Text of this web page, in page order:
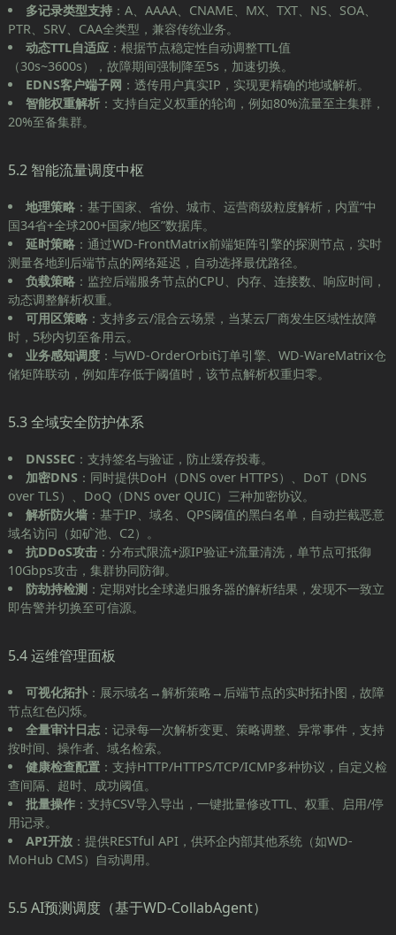
多记录类型支持 ：A、AAAA、CNAME、MX、TXT、NS、SOA、
PTR、SRV、CAA全类型，兼容传统业务。
动态TTL自适应 ：根据节点稳定性自动调整TTL值
（30s~3600s），故障期间强制降至5s，加速切换。
EDNS客户端子网 ：透传用户真实IP，实现更精确的地域解析。
智能权重解析 ：支持自定义权重的轮询，例如80%流量至主集群，
20%至备集群。
5.2 智能流量调度中枢
地理策略 ：基于国家、省份、城市、运营商级粒度解析，内置“中
国34省+全球200+国家/地区”数据库。
延时策略 ：通过WD-FrontMatrix前端矩阵引擎的探测节点，实时
测量各地到后端节点的网络延迟，自动选择最优路径。
负载策略 ：监控后端服务节点的CPU、内存、连接数、响应时间，
动态调整解析权重。
可用区策略 ：支持多云/混合云场景，当某云厂商发生区域性故障
时，5秒内切至备用云。
业务感知调度 ：与WD-OrderOrbit订单引擎、WD-WareMatrix仓
储矩阵联动，例如库存低于阈值时，该节点解析权重归零。
5.3 全域安全防护体系
DNSSEC ：支持签名与验证，防止缓存投毒。
加密DNS ：同时提供DoH（DNS over HTTPS）、DoT（DNS
over TLS）、DoQ（DNS over QUIC）三种加密协议。
解析防火墙 ：基于IP、域名、QPS阈值的黑白名单，自动拦截恶意
域名访问（如矿池、C2）。
抗DDoS攻击 ：分布式限流+源IP验证+流量清洗，单节点可抵御
10Gbps攻击，集群协同防御。
防劫持检测 ：定期对比全球递归服务器的解析结果，发现不一致立
即告警并切换至可信源。
5.4 运维管理面板
可视化拓扑：展示域名→解析策略→后端节点的实时拓扑图，故障
节点红色闪烁。
全量审计日志 ：记录每一次解析变更、策略调整、异常事件，支持
按时间、操作者、域名检索。
健康检查配置 ：支持HTTP/HTTPS/TCP/ICMP多种协议，自定义检
查间隔、超时、成功阈值。
批量操作 ：支持CSV导入导出，一键批量修改TTL、权重、启用/停
用记录。
API开放 ：提供RESTful API，供环企内部其他系统（如WD-
MoHub CMS）自动调用。
5.5 AI预测调度（基于WD-CollabAgent）